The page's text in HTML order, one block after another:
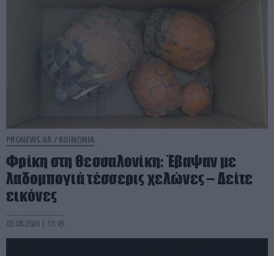
PRONEWS.GR / ΚΟΙΝΩΝΙΑ
Φρίκη στη Θεσσαλονίκη: Έβαψαν με
λαδομπογιά τέσσερις χελώνες – Δείτε
εικόνες
03.08.2026 | 13:45